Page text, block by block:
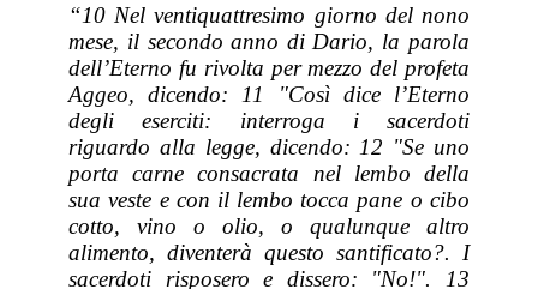
“10 Nel ventiquattresimo giorno del nono
mese, il secondo anno di Dario, la parola
dell’Eterno fu rivolta per mezzo del profeta
Aggeo, dicendo: 11 "Così dice l’Eterno
degli eserciti: interroga i sacerdoti
riguardo alla legge, dicendo: 12 "Se uno
porta carne consacrata nel lembo della
sua veste e con il lembo tocca pane o cibo
cotto, vino o olio, o qualunque altro
alimento, diventerà questo santificato?. I
sacerdoti risposero e dissero: "No!". 13